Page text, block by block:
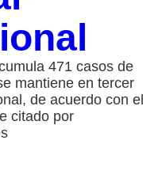
471 casos de
mantiene en tercer
de acuerdo con el
citado por